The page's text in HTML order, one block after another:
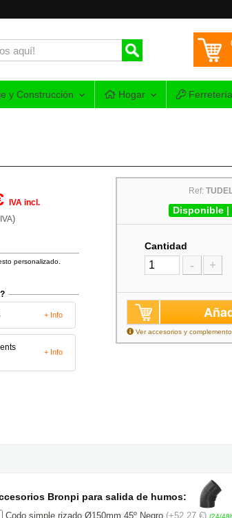
y Construcción Hogar Ferretería
IVA incl.
)
personalizado.
+ Info
+ Info
Ref:
Disponible |
Cantidad
- +
Ver accesorios y
Bronpi para salida de humos:
Codo simple rizado Ø150mm 45º Negro (+52,27 €) (24/